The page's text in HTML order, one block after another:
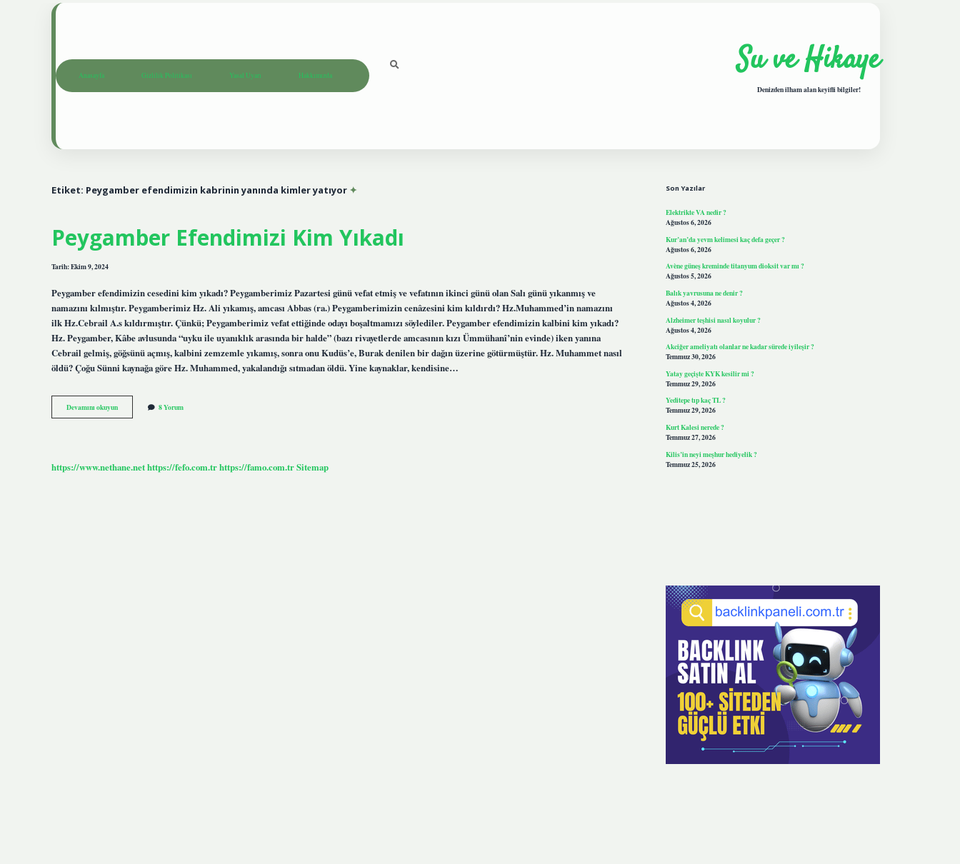
Anasayfa Gizlilik Politikası Yasal Uyarı Hakkımızda Su ve Hikaye
Denizden ilham alan keyifli bilgiler!
Etiket: Peygamber efendimizin kabrinin yanında kimler yatıyor
Peygamber Efendimizi Kim Yıkadı
Tarih: Ekim 9, 2024
Peygamber efendimizin cesedini kim yıkadı? Peygamberimiz Pazartesi günü vefat etmiş ve vefatının ikinci günü olan Salı günü yıkanmış ve
namazını kılmıştır. Peygamberimiz Hz. Ali yıkamış, amcası Abbas (ra.) Peygamberimizin cenâzesini kim kıldırdı? Hz.Muhammed’in namazını
ilk Hz.Cebrail A.s kıldırmıştır. Çünkü; Peygamberimiz vefat ettiğinde odayı boşaltmamızı söylediler. Peygamber efendimizin kalbini kim yıkadı?
Hz. Peygamber, Kâbe avlusunda “uyku ile uyanıklık arasında bir halde” (bazı rivayetlerde amcasının kızı Ümmühanî’nin evinde) iken yanına
Cebrail gelmiş, göğsünü açmış, kalbini zemzemle yıkamış, sonra onu Kudüs’e, Burak denilen bir dağın üzerine götürmüştür. Hz. Muhammet nasıl
öldü? Çoğu Sünni kaynağa göre Hz. Muhammed, yakalandığı sıtmadan öldü. Yine kaynaklar, kendisine…
Devamını okuyunPeygamber
Efendimizi
8 Yorum
https://www.nethane.nethttps://fefo.com.trhttps://famo.com.trSitemap
Son Yazılar
Elektrikte VA nedir ?
Ağustos 6, 2026
Kur’an’da yevm kelimesi kaç defa geçer ?
Ağustos 6, 2026
Avène güneş kreminde titanyum dioksit var mı ?
Ağustos 5, 2026
Balık yavrusuna ne denir ?
Ağustos 4, 2026
Alzheimer teşhisi nasıl koyulur ?
Ağustos 4, 2026
Akciğer ameliyatı olanlar ne kadar sürede iyileşir ?
Temmuz 30, 2026
Yatay geçişte KYK kesilir mi ?
Temmuz 29, 2026
Yeditepe tıp kaç TL ?
Temmuz 29, 2026
Kurt Kalesi nerede ?
Temmuz 27, 2026
Kilis’in neyi meşhur hediyelik ?
Temmuz 25, 2026